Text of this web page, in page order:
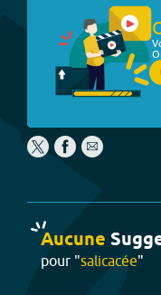
Aucune
pour "salicacée"